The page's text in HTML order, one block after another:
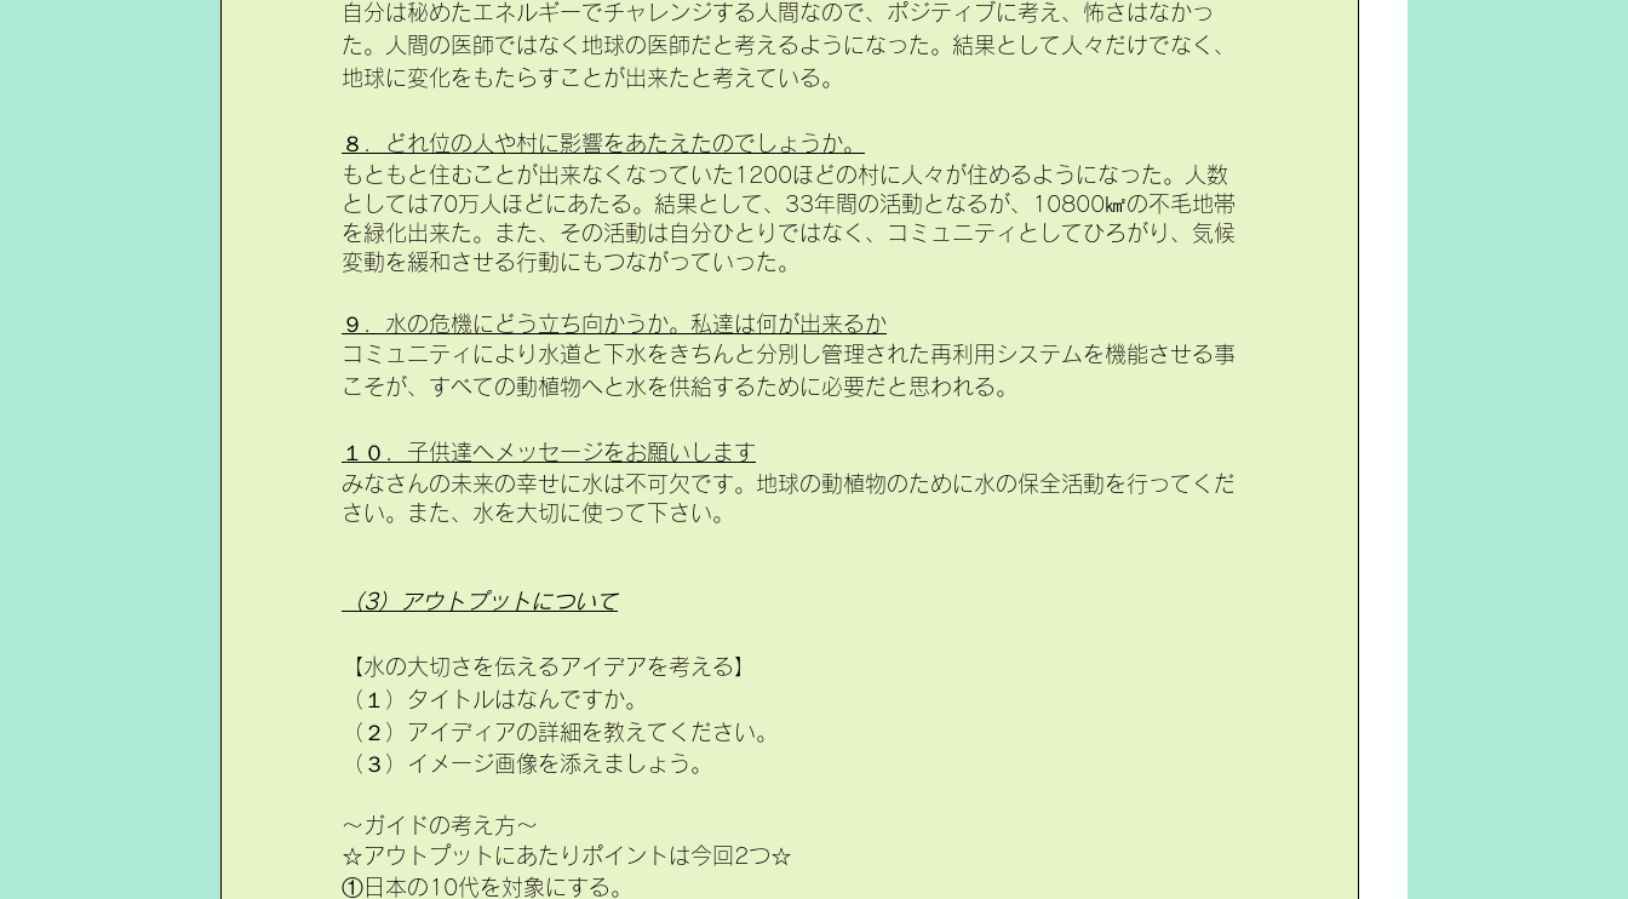
自分は秘めたエネルギーでチャレンジする人間なので、ポジティブに考え、怖さはなかっ
た。人間の医師ではなく地球の医師だと考えるようになった。結果として人々だけでなく、
地球に変化をもたらすことが出来たと考えている。
８．どれ位の人や村に影響をあたえたのでしょうか。
もともと住むことが出来なくなっていた1200ほどの村に人々が住めるようになった。人数
としては70万人ほどにあたる。結果として、33年間の活動となるが、10800㎢の不毛地帯
を緑化出来た。また、その活動は自分ひとりではなく、コミュニティとしてひろがり、気候
変動を緩和させる行動にもつながっていった。
９．水の危機にどう立ち向かうか。私達は何が出来るか
コミュニティにより水道と下水をきちんと分別し管理された再利用システムを機能させる事
こそが、すべての動植物へと水を供給するために必要だと思われる。
１０．子供達へメッセージをお願いします
みなさんの未来の幸せに水は不可欠です。地球の動植物のために水の保全活動を行ってくだ
さい。また、水を大切に使って下さい。
（3）アウトプットについて
【水の大切さを伝えるアイデアを考える】
（１）タイトルはなんですか。
（２）アイディアの詳細を教えてください。
（３）イメージ画像を添えましょう。
～ガイドの考え方～
☆アウトプットにあたりポイントは今回2つ☆
①日本の10代を対象にする。